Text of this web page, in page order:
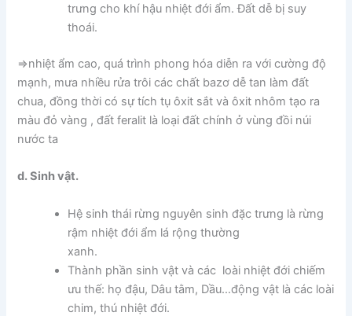
trưng cho khí hậu nhiệt đới ẩm. Đất dễ bị suy
thoái.
=>nhiệt ẩm cao, quá trình phong hóa diễn ra với cường độ
mạnh, mưa nhiều rửa trôi các chất bazơ dễ tan làm đất
chua, đồng thời có sự tích tụ ôxit sắt và ôxit nhôm tạo ra
màu đỏ vàng , đất feralit là loại đất chính ở vùng đồi núi
nước ta
d. Sinh vật.
Hệ sinh thái rừng nguyên sinh đặc trưng là rừng
rậm nhiệt đới ẩm lá rộng thường
xanh.
Thành phần sinh vật và các loài nhiệt đới chiếm
ưu thế: họ đậu, Dâu tằm, Dầu…động vật là các loài
chim, thú nhiệt đới.